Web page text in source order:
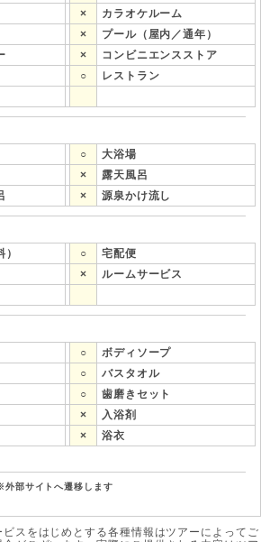
×
カラオケルーム
×
プール（屋内／通年）
×
コンビニエンスストア
○
レストラン
○
大浴場
×
露天風呂
× 源泉かけ流し
○
宅配便
×
ルームサービス
○
ボディソープ
○
バスタオル
○
歯磨きセット
×
入浴剤
×
浴衣
外部サイトへ遷移します
スをはじめとする各種情報はツアーによってご